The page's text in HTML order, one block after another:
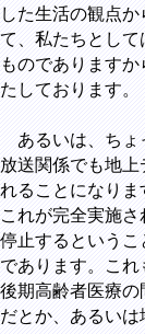
した生活の観点
て、私たちとして
ものであります
たしております。
あるいは、ちょ
放送関係でも地上
れることになりま
これが完全実施
停止するという
であります。こ
後期高齢者医療
だとか、あるいは